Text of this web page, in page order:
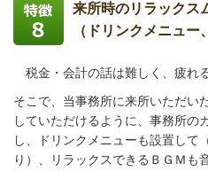
来所時のリラックス
（ドリンクメニュー
税金・会計の話は難しく、疲れ
そこで、当事務所に来所いただい
していただけるように、 事務所の
し、ドリンクメニューも設置して
り）、リラックスできるＢＧＭも